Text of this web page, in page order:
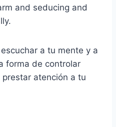
and seducing and
a tu mente y a
forma de controlar
atención a tu